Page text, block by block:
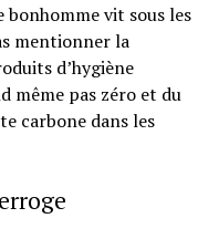
bonhomme vit sous les
mentionner la
d’hygiène
même pas zéro et du
carbone dans les